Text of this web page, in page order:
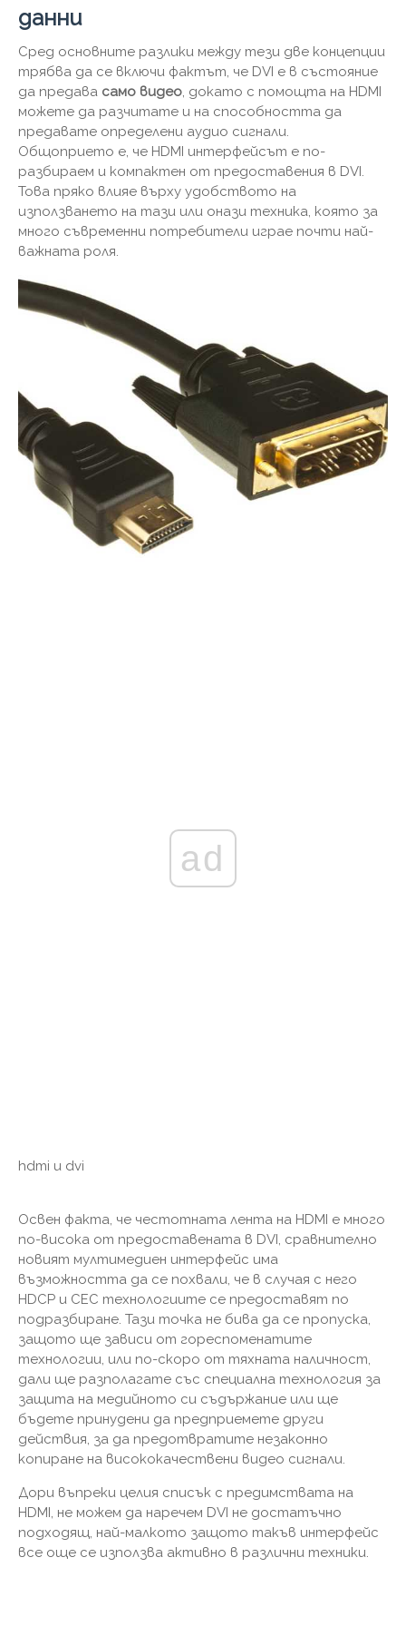
данни
Сред основните разлики между тези две концепции
трябва да се включи фактът, че DVI е в състояние
да предава само видео , докато с помощта на HDMI
можете да разчитате и на способността да
предавате определени аудио сигнали.
Общоприето е, че HDMI интерфейсът е по-
разбираем и компактен от предоставения в DVI.
Това пряко влияе върху удобството на
използването на тази или онази техника, която за
много съвременни потребители играе почти най-
важната роля.
ad
hdmi и dvi
Освен факта, че честотната лента на HDMI е много
по-висока от предоставената в DVI, сравнително
новият мултимедиен интерфейс има
възможността да се похвали, че в случая с него
HDCP и CEC технологиите се предоставят по
подразбиране. Тази точка не бива да се пропуска,
защото ще зависи от гореспоменатите
технологии, или по-скоро от тяхната наличност,
дали ще разполагате със специална технология за
защита на медийното си съдържание или ще
бъдете принудени да предприемете други
действия, за да предотвратите незаконно
копиране на висококачествени видео сигнали.
Дори въпреки целия списък с предимствата на
HDMI, не можем да наречем DVI не достатъчно
подходящ, най-малкото защото такъв интерфейс
все още се използва активно в различни техники.